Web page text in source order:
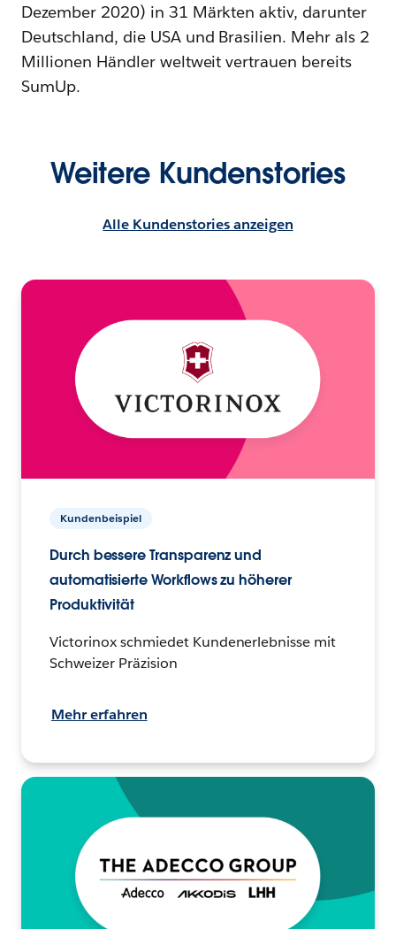
Dezember 2020) in 31 Märkten aktiv, darunter
Deutschland, die USA und Brasilien. Mehr als 2
Millionen Händler weltweit vertrauen bereits
SumUp.
Weitere Kundenstories
Kundenbeispiel
Durch bessere Transparenz und
automatisierte Workflows zu höherer
Produktivität
Victorinox schmiedet Kundenerlebnisse mit
Schweizer Präzision
Mehr erfahren
Alle Kundenstories anzeigen